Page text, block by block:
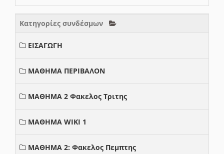
Κατηγορίες συνδέσμων
ΕΙΣΑΓΩΓΗ
ΜΑΘΗΜΑ ΠΕΡΙΒΑΛΟΝ
ΜΑΘΗΜΑ 2 Φακελος Τριτης
ΜΑΘΗΜΑ WIKI 1
ΜΑΘΗΜΑ 2: Φακελος Πεμπτης